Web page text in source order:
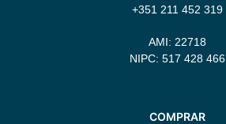
+351 211 452 319
AMI: 22718
NIPC: 517 428 466
COMPRAR